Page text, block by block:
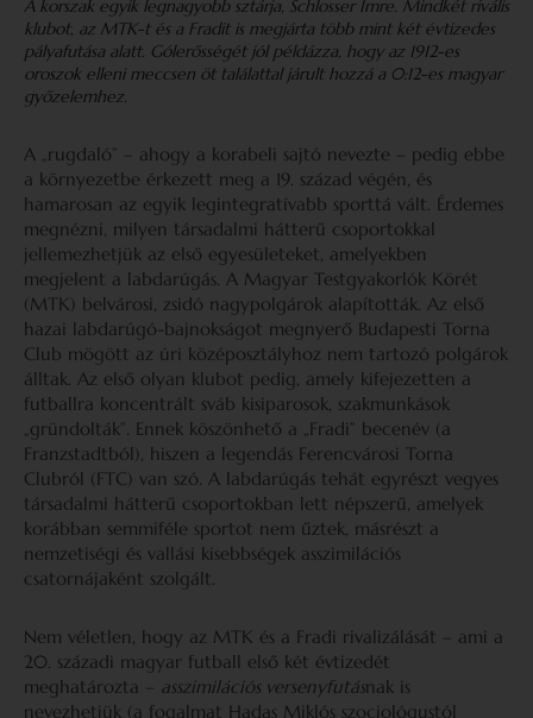
A korszak egyik legnagyobb sztárja, Schlosser Imre. Mindkét rivális
klubot, az MTK-t és a Fradit is megjárta több mint két évtizedes
pályafutása alatt. Gólerősségét jól példázza, hogy az 1912-es
oroszok elleni meccsen öt találattal járult hozzá a 0:12-es magyar
győzelemhez.
A „rugdaló” – ahogy a korabeli sajtó nevezte – pedig ebbe
a környezetbe érkezett meg a 19. század végén, és
hamarosan az egyik legintegratívabb sporttá vált. Érdemes
megnézni, milyen társadalmi hátterű csoportokkal
jellemezhetjük az első egyesületeket, amelyekben
megjelent a labdarúgás. A Magyar Testgyakorlók Körét
(MTK) belvárosi, zsidó nagypolgárok alapították. Az első
hazai labdarúgó-bajnokságot megnyerő Budapesti Torna
Club mögött az úri középosztályhoz nem tartozó polgárok
álltak. Az első olyan klubot pedig, amely kifejezetten a
futballra koncentrált sváb kisiparosok, szakmunkások
„gründolták”. Ennek köszönhető a „Fradi” becenév (a
Franzstadtból), hiszen a legendás Ferencvárosi Torna
Clubról (FTC) van szó. A labdarúgás tehát egyrészt vegyes
társadalmi hátterű csoportokban lett népszerű, amelyek
korábban semmiféle sportot nem űztek, másrészt a
nemzetiségi és vallási kisebbségek asszimilációs
csatornájaként szolgált.
Nem véletlen, hogy az MTK és a Fradi rivalizálását – ami a
20. századi magyar futball első két évtizedét
meghatározta – asszimilációs versenyfutásnak is
nevezhetjük (a fogalmat Hadas Miklós szociológustól